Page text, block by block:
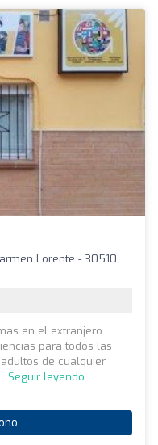
Lorente - 30510,
en el extranjero
para todos las
de cualquier
Seguir leyendo